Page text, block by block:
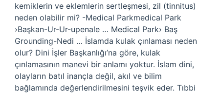
kemiklerin ve eklemlerin sertleşmesi, zil (tinnitus)
neden olabilir mi? -Medical Parkmedical Park
›Başkan-Ur-Ur-upenale … Medical Park› Baş
Grounding-Nedi … İslamda kulak çınlaması neden
olur? Dini İşler Başkanlığı’na göre, kulak
çınlamasının manevi bir anlamı yoktur. İslam dini,
olayların batıl inançla değil, akıl ve bilim
bağlamında değerlendirilmesini teşvik eder. Tıbbi